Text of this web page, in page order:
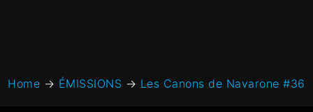
Home → ÉMISSIONS → Les Canons de Navarone #36